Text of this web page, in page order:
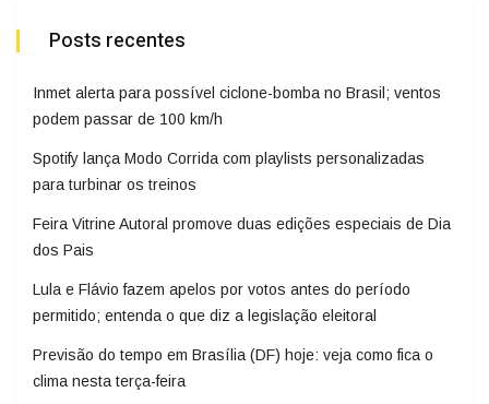
Posts recentes
Inmet alerta para possível ciclone-bomba no Brasil; ventos
podem passar de 100 km/h
Spotify lança Modo Corrida com playlists personalizadas
para turbinar os treinos
Feira Vitrine Autoral promove duas edições especiais de Dia
dos Pais
Lula e Flávio fazem apelos por votos antes do período
permitido; entenda o que diz a legislação eleitoral
Previsão do tempo em Brasília (DF) hoje: veja como fica o
clima nesta terça-feira